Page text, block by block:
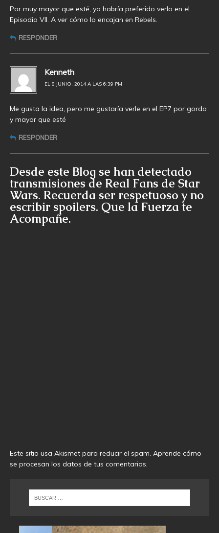
Por muy mayor que esté, yo habría preferido verlo en el
Episodio VII. A ver cómo lo encajan en Rebels.
RESPONDER
Kenneth
EL 8 JUNIO, 2014 A LAS 6:39 PM
Me gusta la idea, pero me gustaría verle en el EP7 por gordo
y mayor que esté
RESPONDER
Desde este Blog se han detectado
transmisiones de Real Fans de Star
Wars. Recuerda ser respetuoso y no
escribir spoilers. Que la Fuerza te
Acompañe.
Este sitio usa Akismet para reducir el spam. Aprende cómo
se procesan los datos de tus comentarios.